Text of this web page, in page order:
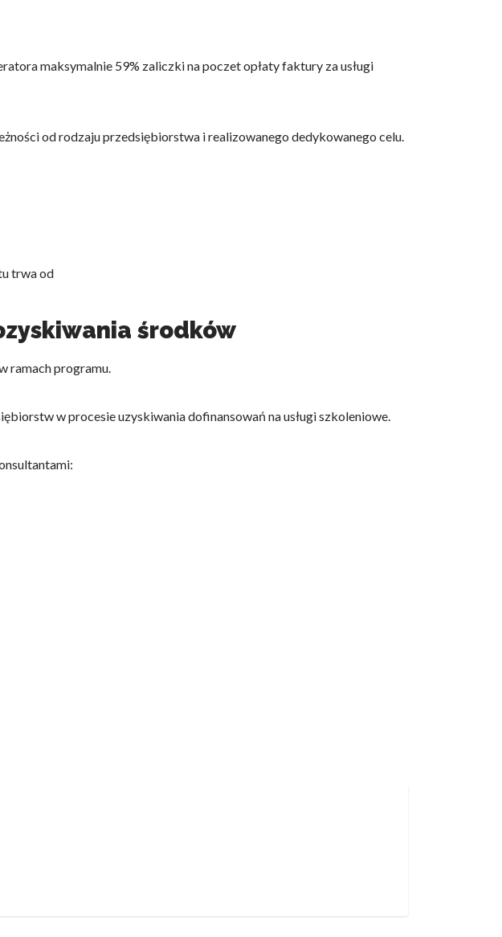
maksymalnie 59% zaliczki na poczet opłaty faktury za usługi
od rodzaju przedsiębiorstwa i realizowanego dedykowanego celu.
trwa od
środków
ramach programu.
w procesie uzyskiwania dofinansowań na usługi szkoleniowe.